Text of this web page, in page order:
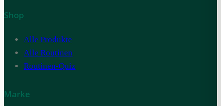
Shop
Alle Produkte
Alle Routinen
Routinen-Quiz
Marke